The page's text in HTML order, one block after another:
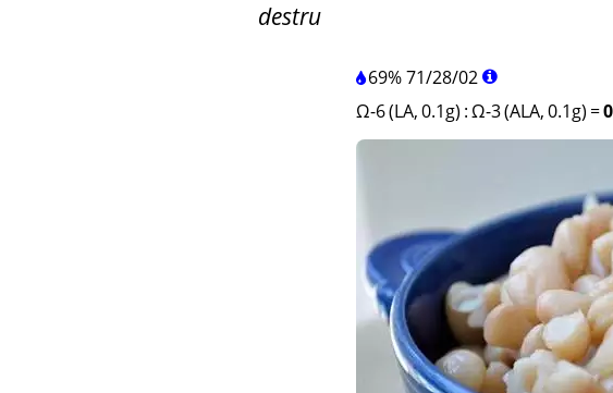
destru
69%71/28/02
Ω-6 (LA, 0.1g) :Ω-3 (ALA, 0.1g) =